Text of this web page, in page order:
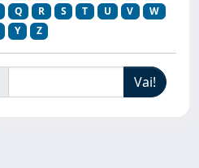
Q R S T U V
W
Y Z